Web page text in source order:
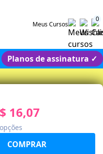
Meus Cursos
0
Planos de assinatura ✓
16,07